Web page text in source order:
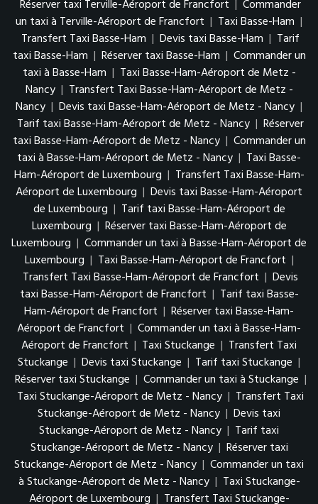
Réserver taxi Terville-Aéroport de Francfort | Commander
un taxi à Terville-Aéroport de Francfort | Taxi Basse-Ham |
Transfert Taxi Basse-Ham | Devis taxi Basse-Ham | Tarif
taxi Basse-Ham | Réserver taxi Basse-Ham | Commander un
taxi à Basse-Ham | Taxi Basse-Ham-Aéroport de Metz -
Nancy | Transfert Taxi Basse-Ham-Aéroport de Metz -
Nancy | Devis taxi Basse-Ham-Aéroport de Metz - Nancy |
Tarif taxi Basse-Ham-Aéroport de Metz - Nancy | Réserver
taxi Basse-Ham-Aéroport de Metz - Nancy | Commander un
taxi à Basse-Ham-Aéroport de Metz - Nancy | Taxi Basse-
Ham-Aéroport de Luxembourg | Transfert Taxi Basse-Ham-
Aéroport de Luxembourg | Devis taxi Basse-Ham-Aéroport
de Luxembourg | Tarif taxi Basse-Ham-Aéroport de
Luxembourg | Réserver taxi Basse-Ham-Aéroport de
Luxembourg | Commander un taxi à Basse-Ham-Aéroport de
Luxembourg | Taxi Basse-Ham-Aéroport de Francfort |
Transfert Taxi Basse-Ham-Aéroport de Francfort | Devis
taxi Basse-Ham-Aéroport de Francfort | Tarif taxi Basse-
Ham-Aéroport de Francfort | Réserver taxi Basse-Ham-
Aéroport de Francfort | Commander un taxi à Basse-Ham-
Aéroport de Francfort | Taxi Stuckange | Transfert Taxi
Stuckange | Devis taxi Stuckange | Tarif taxi Stuckange |
Réserver taxi Stuckange | Commander un taxi à Stuckange |
Taxi Stuckange-Aéroport de Metz - Nancy | Transfert Taxi
Stuckange-Aéroport de Metz - Nancy | Devis taxi
Stuckange-Aéroport de Metz - Nancy | Tarif taxi
Stuckange-Aéroport de Metz - Nancy | Réserver taxi
Stuckange-Aéroport de Metz - Nancy | Commander un taxi
à Stuckange-Aéroport de Metz - Nancy | Taxi Stuckange-
Aéroport de Luxembourg | Transfert Taxi Stuckange-